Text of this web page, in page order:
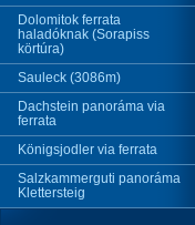
Dolomitok ferrata
haladóknak (Sorapiss
körtúra)
Sauleck (3086m)
Dachstein panoráma via
ferrata
Königsjodler via ferrata
Salzkammerguti panoráma
Klettersteig